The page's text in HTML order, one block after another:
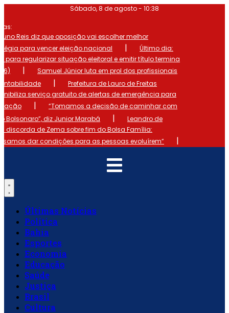
o
conteúdo
Sábado, 8 de agosto - 10:38
Reis diz que oposição vai escolher melhor
para vencer eleição nacional
|
Último dia:
para regularizar situação eleitoral e emitir título termina
|
Samuel Júnior luta em prol dos profissionais
|
Prefeitura de Lauro de Freitas
serviço gratuito de alertas de emergência para
|
“Tomamos a decisão de caminhar com
Bolsonaro”, diz Junior Marabá
|
Leandro de
discorda de Zema sobre fim do Bolsa Família:
dar condições para as pessoas evoluírem”
|
Últimas Notícias
Política
Bahia
Esportes
Economia
Educação
Saúde
Justiça
Brasil
Cultura